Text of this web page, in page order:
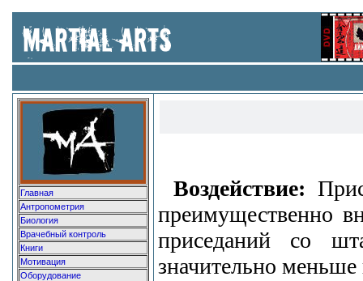
Главная
Антропометрия
Биология
Врачебный контроль
Книги
Мотивация
Оборудование
Воздействие:
преимущественно
приседаний со
значительно